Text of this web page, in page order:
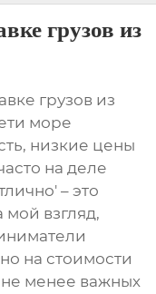
грузов из
грузов из
море
низкие цены
на деле
– это
взгляд,
на стоимости
не менее важных